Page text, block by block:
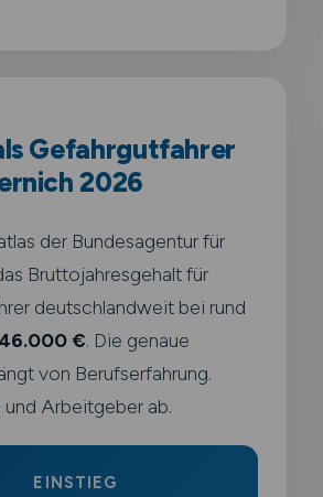
Gefahrgutfahrer
2026
der Bundesagentur für
Bruttojahresgehalt für
deutschlandweit bei rund
€. Die genaue
von Berufserfahrung.
Arbeitgeber ab.
EINSTIEG